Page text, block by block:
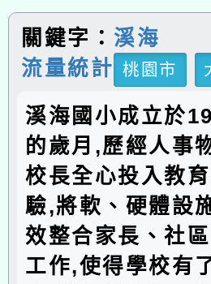
關鍵字： 溪海
流量統計 桃園市
溪海國小成立於
的歲月,歷經人事
校長全心投入教
驗,將軟、硬體設
效整合家長、社
工作,使得學校有